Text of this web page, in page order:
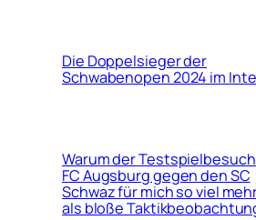
Die Doppelsieger der
Schwabenopen 2024 im
Warum der
FC Augsburg gegen den SC
Schwaz für mich so viel
als bloße